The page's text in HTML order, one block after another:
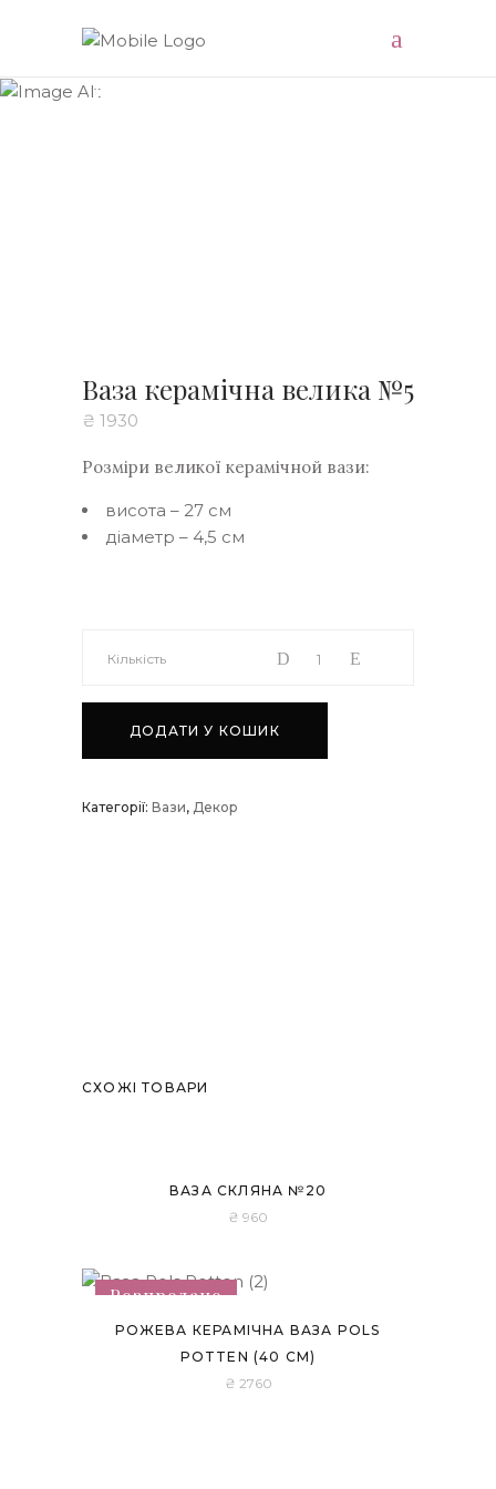
Доставляємо натхнення
Ваза керамічна велика №5
₴ 1930
Розміри великої керамічной вази:
висота – 27 см
діаметр – 4,5 см
Ваза
№5
Кількість
ДОДАТИ У КОШИК
Категорії: Вази, Декор
СХОЖІ ТОВАРИ
ВАЗА СКЛЯНА №20
₴ 960
Розпродано
РОЖЕВА КЕРАМІЧНА ВАЗА POLS
POTTEN (40 СМ)
₴ 2760